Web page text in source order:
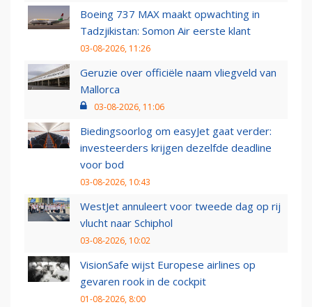
Boeing 737 MAX maakt opwachting in
Tadzjikistan: Somon Air eerste klant
03-08-2026, 11:26
Geruzie over officiële naam vliegveld van
Mallorca
03-08-2026, 11:06
Biedingsoorlog om easyJet gaat verder:
investeerders krijgen dezelfde deadline
voor bod
03-08-2026, 10:43
WestJet annuleert voor tweede dag op rij
vlucht naar Schiphol
03-08-2026, 10:02
VisionSafe wijst Europese airlines op
gevaren rook in de cockpit
01-08-2026, 8:00